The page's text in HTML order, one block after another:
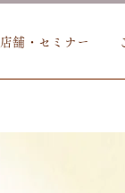
店舗・セミナー